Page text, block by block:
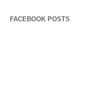
FACEBOOK POSTS